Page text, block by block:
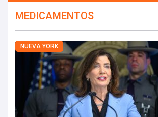
MEDICAMENTOS
NUEVA YORK